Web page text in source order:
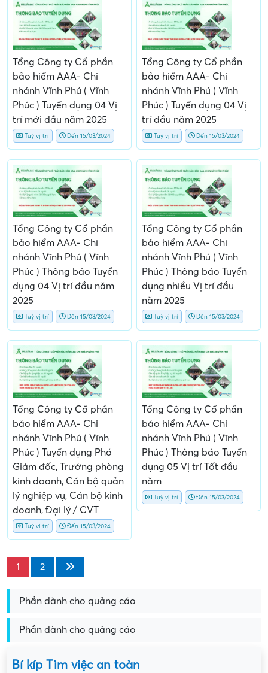
Tổng Công ty Cổ phần
bảo hiểm AAA- Chi
nhánh Vĩnh Phú ( Vĩnh
Phúc ) Tuyển dụng 04 Vị
trí mới đầu năm 2025
Tuỳ vị trí Đến 15/03/2024
Tổng Công ty Cổ phần
bảo hiểm AAA- Chi
nhánh Vĩnh Phú ( Vĩnh
Phúc ) Tuyển dụng 04 Vị
trí đầu năm 2025
Tuỳ vị trí Đến 15/03/2024
Tổng Công ty Cổ phần
bảo hiểm AAA- Chi
nhánh Vĩnh Phú ( Vĩnh
Phúc ) Thông báo Tuyển
dụng 04 Vị trí đầu năm
2025
Tuỳ vị trí Đến 15/03/2024
Tổng Công ty Cổ phần
bảo hiểm AAA- Chi
nhánh Vĩnh Phú ( Vĩnh
Phúc ) Thông báo Tuyển
dụng nhiều Vị trí đầu
năm 2025
Tuỳ vị trí Đến 15/03/2024
Tổng Công ty Cổ phần
bảo hiểm AAA- Chi
nhánh Vĩnh Phú ( Vĩnh
Phúc ) Tuyển dụng Phó
Giám đốc, Trưởng phòng
kinh doanh, Cán bộ quản
lý nghiệp vụ, Cán bộ kinh
doanh, Đại lý / CVT
Tuỳ vị trí Đến 15/03/2024
Tổng Công ty Cổ phần
bảo hiểm AAA- Chi
nhánh Vĩnh Phú ( Vĩnh
Phúc ) Thông báo Tuyển
dụng 05 Vị trí Tốt đầu
năm
Tuỳ vị trí Đến 15/03/2024
1 2
Phần dành cho quảng cáo
Phần dành cho quảng cáo
Bí kíp Tìm việc an toàn